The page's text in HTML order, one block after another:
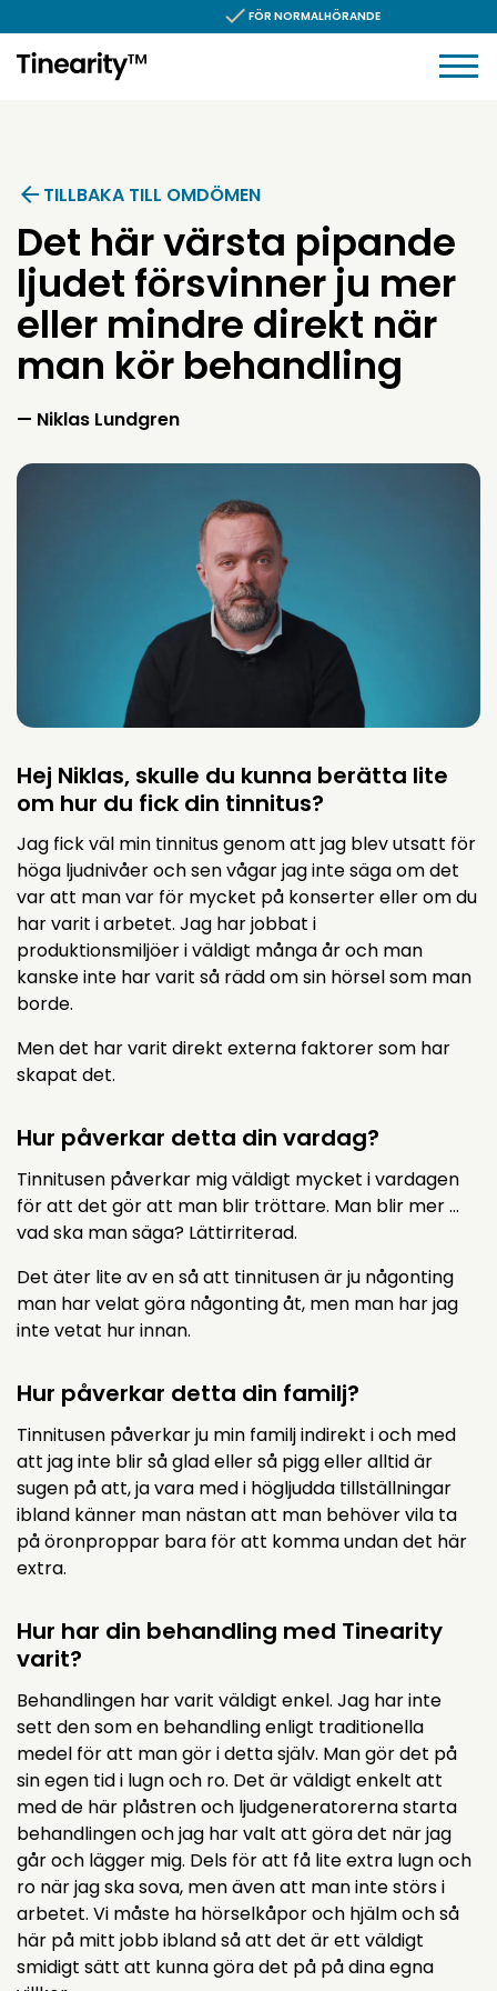
FÖR NORMALHÖRANDE
TILLBAKA TILL OMDÖMEN
Det här värsta pipande
ljudet försvinner ju mer
eller mindre direkt när
man kör behandling
Omdöme av:
Niklas Lundgren
Hej Niklas, skulle du kunna berätta lite
om hur du fick din tinnitus?
Jag fick väl min tinnitus genom att jag blev utsatt för
höga ljudnivåer och sen vågar jag inte säga om det
var att man var för mycket på konserter eller om du
har varit i arbetet. Jag har jobbat i
produktionsmiljöer i väldigt många år och man
kanske inte har varit så rädd om sin hörsel som man
borde.
Men det har varit direkt externa faktorer som har
skapat det.
Hur påverkar detta din vardag?
Tinnitusen påverkar mig väldigt mycket i vardagen
för att det gör att man blir tröttare. Man blir mer …
vad ska man säga? Lättirriterad.
Det äter lite av en så att tinnitusen är ju någonting
man har velat göra någonting åt, men man har jag
inte vetat hur innan.
Hur påverkar detta din familj?
Tinnitusen påverkar ju min familj indirekt i och med
att jag inte blir så glad eller så pigg eller alltid är
sugen på att, ja vara med i högljudda tillställningar
ibland känner man nästan att man behöver vila ta
på öronproppar bara för att komma undan det här
extra.
Hur har din behandling med Tinearity
varit?
Behandlingen har varit väldigt enkel. Jag har inte
sett den som en behandling enligt traditionella
medel för att man gör i detta själv. Man gör det på
sin egen tid i lugn och ro. Det är väldigt enkelt att
med de här plåstren och ljudgeneratorerna starta
behandlingen och jag har valt att göra det när jag
går och lägger mig. Dels för att få lite extra lugn och
ro när jag ska sova, men även att man inte störs i
arbetet. Vi måste ha hörselkåpor och hjälm och så
här på mitt jobb ibland så att det är ett väldigt
smidigt sätt att kunna göra det på på dina egna